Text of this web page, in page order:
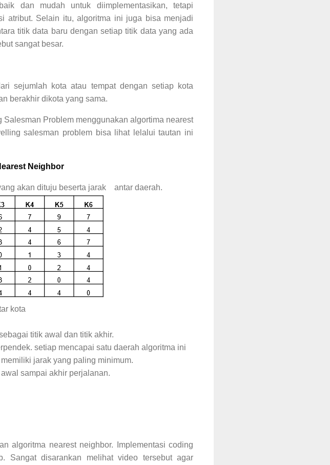
dan mudah untuk diimplementasikan, tetapi
atribut. Selain itu, algoritma ini juga bisa menjadi
titik data baru dengan setiap titik data yang ada
sangat besar.
sejumlah kota atau tempat dengan setiap kota
berakhir dikota yang sama.
Problem menggunakan algortima nearest
salesman problem bisa lihat lelalui tautan ini
Neighbor
akan dituju beserta jarak antar daerah.
kota
titik awal dan titik akhir.
setiap mencapai satu daerah algoritma ini
jarak yang paling minimum.
sampai akhir perjalanan.
algoritma nearest neighbor. Implementasi coding
Sangat disarankan melihat video tersebut agar